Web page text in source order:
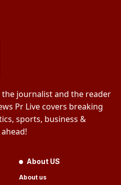
the journalist and the reader
Pr Live covers breaking
sports, business &
About US
About us